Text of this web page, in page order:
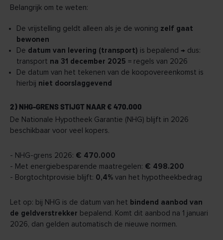
Belangrijk om te weten:
De vrijstelling geldt alleen als je de woning zelf gaat
bewonen
De datum van levering (transport) is bepalend → dus:
transport na 31 december 2025 = regels van 2026
De datum van het tekenen van de koopovereenkomst is
hierbij niet doorslaggevend
2) NHG-GRENS STIJGT NAAR € 470.000
De Nationale Hypotheek Garantie (NHG) blijft in 2026
beschikbaar voor veel kopers.
- NHG-grens 2026: € 470.000
- Met energiebesparende maatregelen: € 498.200
- Borgtochtprovisie blijft: 0,4% van het hypotheekbedrag
Let op: bij NHG is de datum van het bindend aanbod van
de geldverstrekker bepalend. Komt dit aanbod na 1 januari
2026, dan gelden automatisch de nieuwe normen.